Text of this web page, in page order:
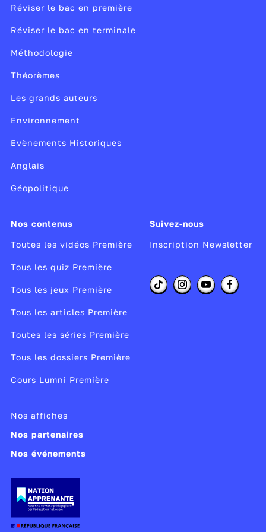
Réviser le bac en première
Réviser le bac en terminale
Méthodologie
Théorèmes
Les grands auteurs
Environnement
Evènements Historiques
Anglais
Géopolitique
Nos contenus
Toutes les vidéos Première
Tous les quiz Première
Tous les jeux Première
Tous les articles Première
Toutes les séries Première
Tous les dossiers Première
Cours Lumni Première
Suivez-nous
Inscription Newsletter
Nos affiches
Nos partenaires
Nos événements